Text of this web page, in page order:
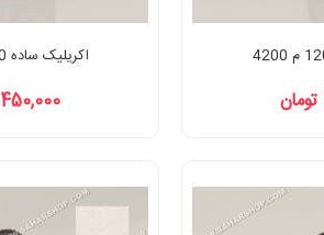
اکریلیک ساده 120 م 4350
450,000 تومان